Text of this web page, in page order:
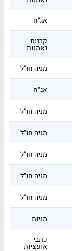
אג"ח
קרנות
נאמנות
מניה חו"ל
אג"ח
מניה חו"ל
מניה חו"ל
מניה חו"ל
מניה חו"ל
מניה חו"ל
מניות
כתבי
אופציות